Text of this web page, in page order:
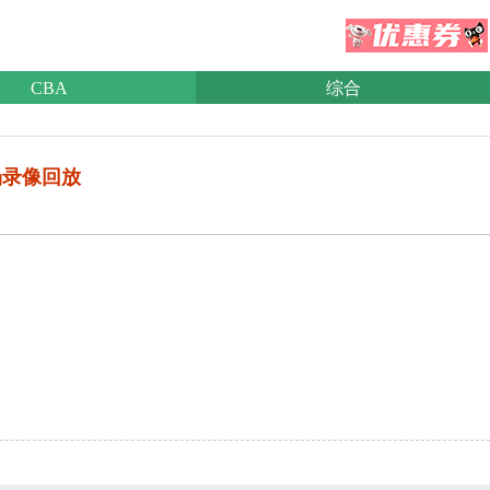
CBA 综合
像回放